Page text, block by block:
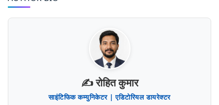
✍️ रोहित कुमार
साइंटिफिक कम्युनिकेटर | एडिटोरियल डायरेक्टर